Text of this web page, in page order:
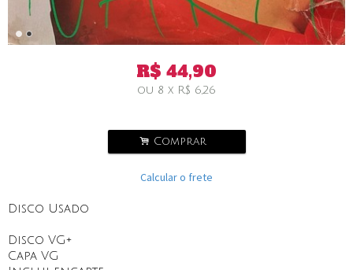
R$ 44,90
ou 8 x R$ 6,26
. Comprar
Calcular o frete
Disco Usado
Disco VG+
Capa VG